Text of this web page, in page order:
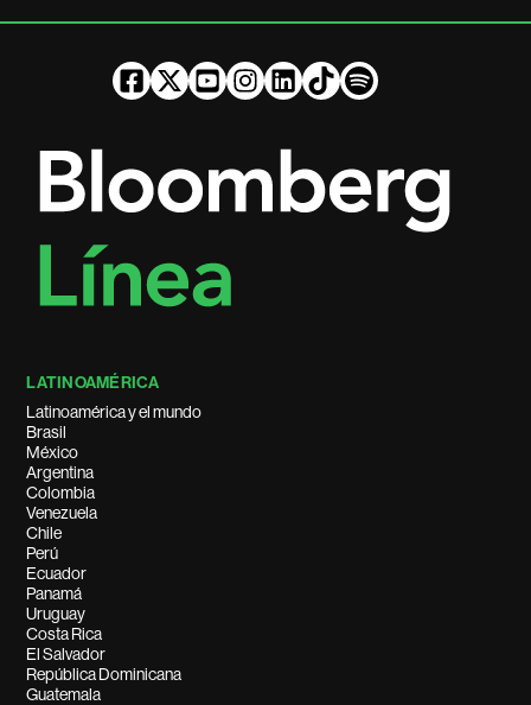
LATINOAMÉRICA
Latinoamérica y el mundo
Brasil
México
Argentina
Colombia
Venezuela
Chile
Perú
Ecuador
Panamá
Uruguay
Costa Rica
El Salvador
República Dominicana
Guatemala